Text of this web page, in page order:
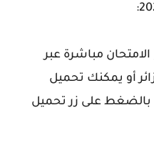
مباشرة عبر
أو يمكنك تحميل
موضوع الامتحان بصيغة PDF بالضغط على زر تحميل